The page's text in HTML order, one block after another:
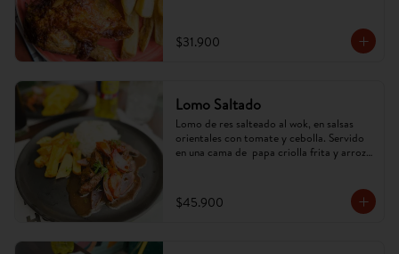
$31.900
Lomo Saltado
Lomo de res salteado al wok, en salsas
orientales con tomate y cebolla. Servido
en una cama de  papa criolla frita y arroz.
$45.900